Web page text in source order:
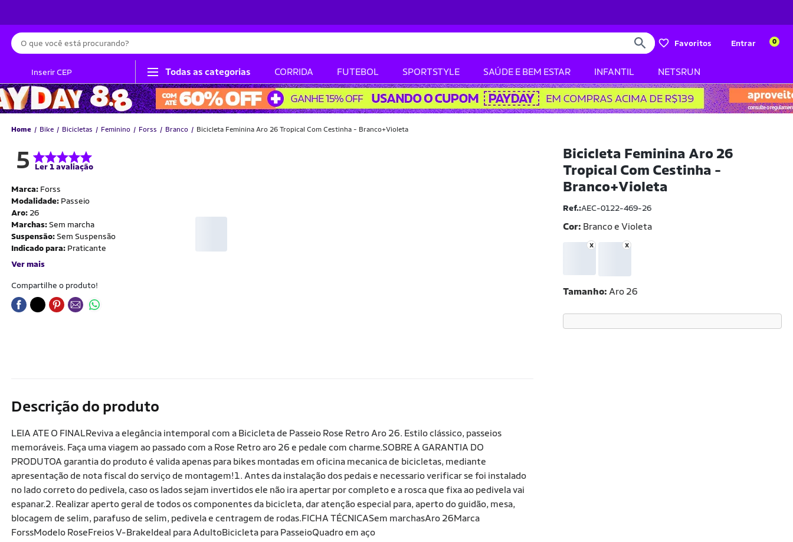
Busca
Favoritos Entrar 0
Inserir CEP Todas as categorias CORRIDA FUTEBOL SPORTSTYLE SAÚDE E BEM ESTAR INFANTIL NETSRUN
Home Bike Bicicletas Feminino Forss Branco Bicicleta Feminina Aro 26 Tropical Com Cestinha - Branco+Violeta
5 Ler 1 avaliação
Marca: Forss
Modalidade: Passeio
Aro: 26
Marchas:Sem marcha
Suspensão:Sem Suspensão
Indicado para: Praticante
Ver mais
Compartilhe o produto!
Bicicleta Feminina Aro 26
Tropical Com Cestinha -
Branco+Violeta
Ref.:AEC-0122-469-26
Cor: Branco e Violeta
Tamanho Aro 26
Descrição do produto
LEIA ATE O FINALReviva a elegância intemporal com a Bicicleta de Passeio Rose Retro Aro 26. Estilo clássico, passeios
memoráveis. Faça uma viagem ao passado com a Rose Retro aro 26 e pedale com charme.SOBRE A GARANTIA DO
PRODUTOA garantia do produto é valida apenas para bikes montadas em oficina mecanica de bicicletas, mediante
apresentação de nota fiscal do serviço de montagem!1. Antes da instalação dos pedais e necessario verificar se foi instalado
no lado correto do pedivela, caso os lados sejam invertidos ele não ira apertar por completo e a rosca que fixa ao pedivela vai
espanar.2. Realizar aperto geral de todos os componentes da bicicleta, dar atenção especial para, aperto do guidão, mesa,
blocagem de selim, parafuso de selim, pedivela e centragem de rodas.FICHA TÉCNICASem marchasAro 26Marca
ForssModelo RoseFreios V-BrakeIdeal para AdultoBicicleta para PasseioQuadro em aço